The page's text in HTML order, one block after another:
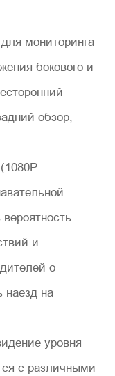
мониторинга
бокового и
обзор,
и
о
наезд на
уровня
с различными